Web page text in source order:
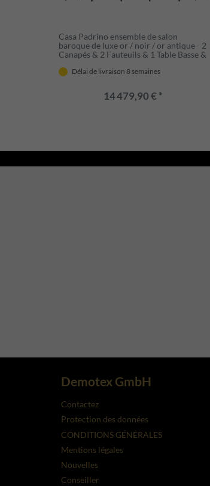
Casa Padrino ensemble de salon
baroque de luxe or / noir / or antique - 2
Canapés & 2 Fauteuils & 1 Table Basse &
baroque - Meubles de salon baroques
Délai de livraison 8 semaines
14 479,90 € *
Demotex GmbH
Contactez
Protection des données
CONDITIONS GÉNÉRALES
Mentions légales
Nouvelles
Conseiller